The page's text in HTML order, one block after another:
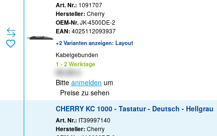
Art. Nr.: 1091707
Hersteller: Cherry
OEM-Nr.JK-4500DE-2
EAN: 4025112093937
+2 Varianten anzeigen: Layout
Kabelgebunden
1 - 2 Werktage
XX,XX €
Bitte anmelden um
Preise zu sehen
CHERRY KC 1000 - Tastatur - Deutsch - Hellgrau
Art. Nr.: IT39997140
Hersteller: Cherry